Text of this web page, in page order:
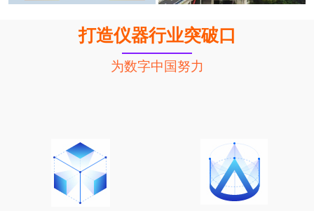
打造仪器行业突破口
为数字中国努力